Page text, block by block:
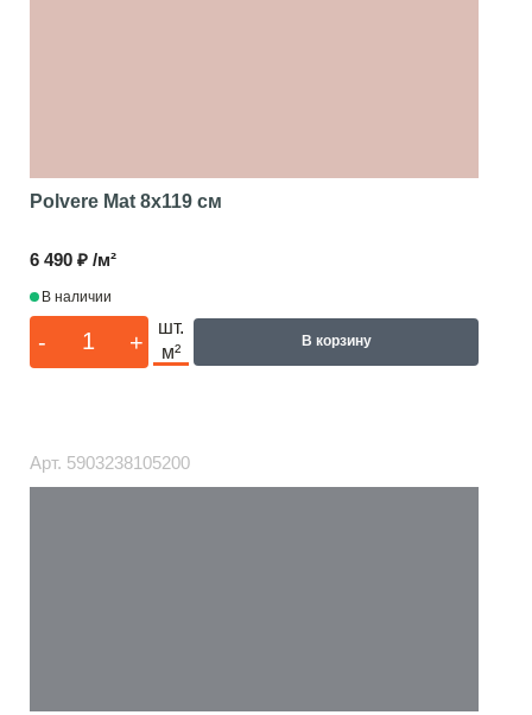
Polvere Mat 8x119 см
6 490 ₽ /м²
В наличии
- +
шт.
м²
В корзину
Арт. 5903238105200